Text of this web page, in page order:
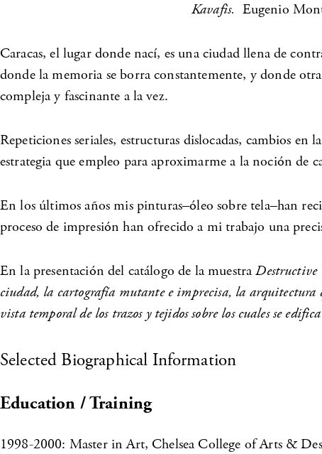
Kavafis. Eugenio
Caracas, el lugar donde nací, es una ciudad llena de
donde la memoria se borra constantemente, y donde
compleja y fascinante a la vez.
Repeticiones seriales, estructuras dislocadas, cambios
estrategia que empleo para aproximarme a la noción de
En los últimos años mis pinturas–óleo sobre tela–han
proceso de impresión han ofrecido a mi trabajo una
En la presentación del catálogo de la muestraDestructive
ciudad, la cartografía mutante e imprecisa, la arquitectura
vista temporal de los trazos y tejidos sobre los cuales se
Selected Biographical Information
Education / Training
1998-2000: Master in Art, Chelsea College of Arts &